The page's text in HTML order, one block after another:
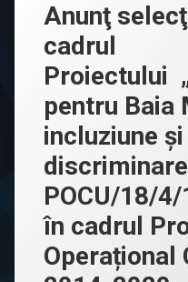
Anunţ
cadrul
Proiectului
pentru Baia
incluziune și
POCU/18/
în cadrul
Operațional